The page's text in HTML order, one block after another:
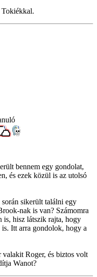
Tokiékkal.
bennem egy gondolat,
és ezek közül is az utolsó
sikerült találni egy
nak is van? Számomra
is, hisz látszik rajta, hogy
Itt arra gondolok, hogy a
valakit Roger, és biztos volt
Wanot?